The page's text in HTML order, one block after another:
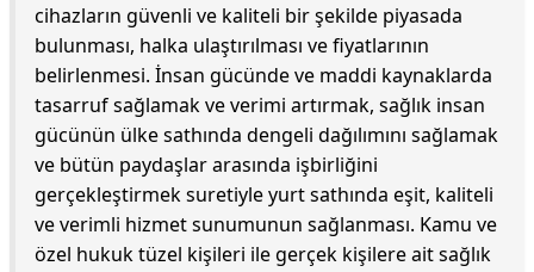
cihazların güvenli ve kaliteli bir şekilde piyasada
bulunması, halka ulaştırılması ve fiyatlarının
belirlenmesi. İnsan gücünde ve maddi kaynaklarda
tasarruf sağlamak ve verimi artırmak, sağlık insan
gücünün ülke sathında dengeli dağılımını sağlamak
ve bütün paydaşlar arasında işbirliğini
gerçekleştirmek suretiyle yurt sathında eşit, kaliteli
ve verimli hizmet sunumunun sağlanması. Kamu ve
özel hukuk tüzel kişileri ile gerçek kişilere ait sağlık